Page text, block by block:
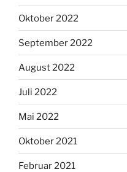
Oktober 2022
September 2022
August 2022
Juli 2022
Mai 2022
Oktober 2021
Februar 2021